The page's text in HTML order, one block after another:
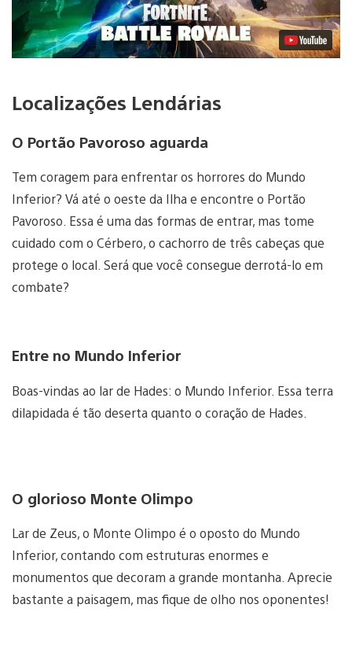
Localizações Lendárias
O Portão Pavoroso aguarda
Tem coragem para enfrentar os horrores do Mundo
Inferior? Vá até o oeste da Ilha e encontre o Portão
Pavoroso. Essa é uma das formas de entrar, mas tome
cuidado com o Cérbero, o cachorro de três cabeças que
protege o local. Será que você consegue derrotá-lo em
combate?
Entre no Mundo Inferior
Boas-vindas ao lar de Hades: o Mundo Inferior. Essa terra
dilapidada é tão deserta quanto o coração de Hades.
O glorioso Monte Olimpo
Lar de Zeus, o Monte Olimpo é o oposto do Mundo
Inferior, contando com estruturas enormes e
monumentos que decoram a grande montanha. Aprecie
bastante a paisagem, mas fique de olho nos oponentes!